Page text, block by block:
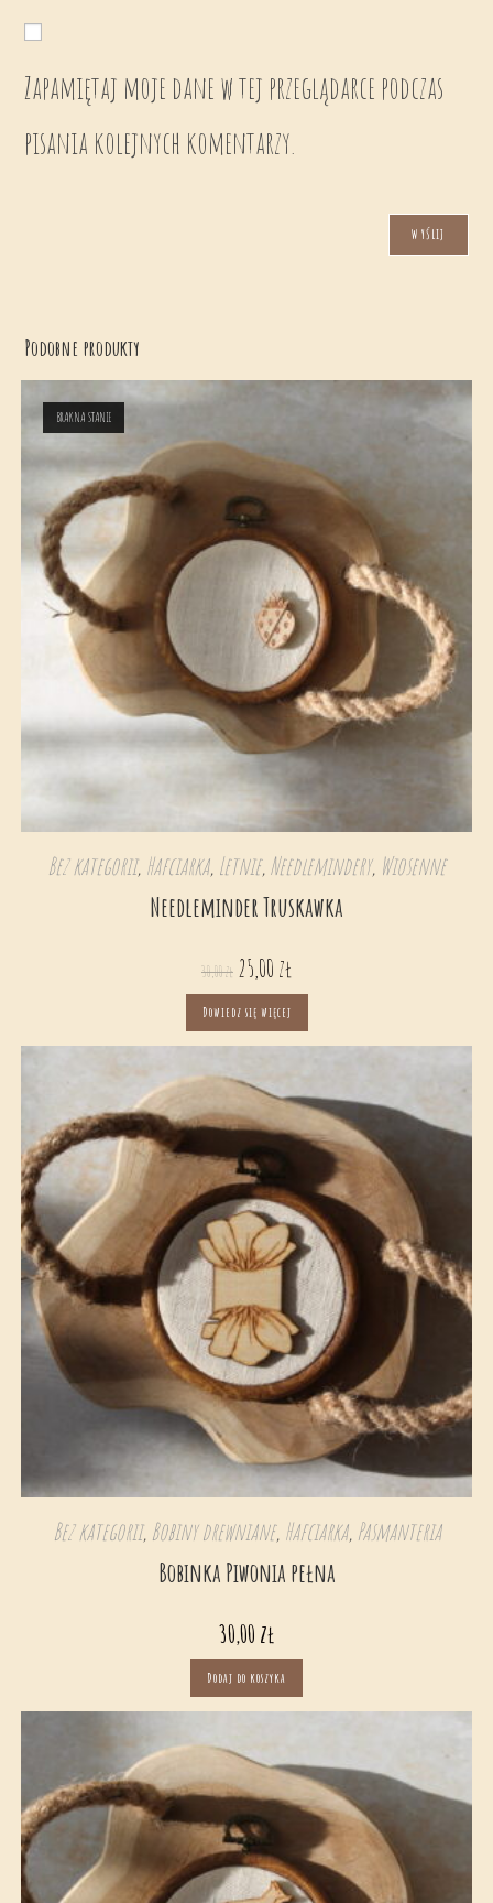
Zapamiętaj moje dane w tej przeglądarce podczas
pisania kolejnych komentarzy.
Podobne produkty
BRAK NA STANIE
Bez kategorii, Hafciarka, Letnie,Needlemindery, Wiosenne
Needleminder Truskawka
30,00zł 25,00 zł
Dowiedz się więcej
Bez kategorii, Bobiny drewniane, Hafciarka, Pasmanteria
Bobinka Piwonia pełna
30,00 zł
Dodaj do koszyka